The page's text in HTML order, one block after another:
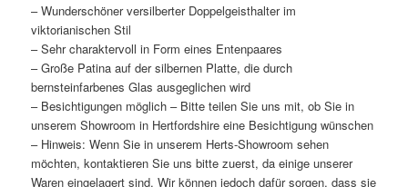
– Wunderschöner versilberter Doppelgeisthalter im
viktorianischen Stil
– Sehr charaktervoll in Form eines Entenpaares
– Große Patina auf der silbernen Platte, die durch
bernsteinfarbenes Glas ausgeglichen wird
– Besichtigungen möglich – Bitte teilen Sie uns mit, ob Sie in
unserem Showroom in Hertfordshire eine Besichtigung wünschen
– Hinweis: Wenn Sie in unserem Herts-Showroom sehen
möchten, kontaktieren Sie uns bitte zuerst, da einige unserer
Waren eingelagert sind. Wir können jedoch dafür sorgen, dass sie